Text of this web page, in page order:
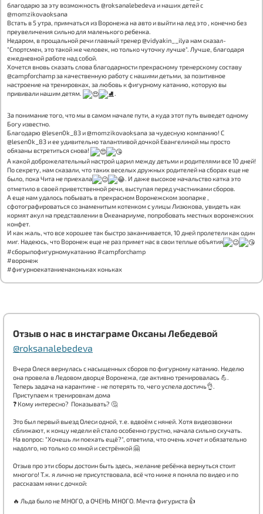
благодарю за эту возможность @roksanalebedeva и наших детей с
@momzikovaoksana
Встать в 5 утра, примчаться из Воронежа на авто и выйти на лед это , конечно без
преувеличения сильно для маленького ребенка.
Недаром, в прощальной речи главный тренер @vidyakin__ilya нам сказал-
"Спортсмен, это такой же человек, но только чуточку лучше". Лучше, благодаря
ежедневной работе над собой.
Хочется вновь сказать слова благодарности прекрасному тренерскому составу
@campforchamp за качественную работу с нашими детьми, за позитивное
настроение на тренировках, за любовь к фигурному катанию, которую вы
прививали нашим детям.
.
За понимание того, что мы в самом начале пути, а куда этот путь выведет одному
Богу известно.
Благодарю @lesen0k_83 и @momzikovaoksana за чудесную компанию! С
@lesen0k_83 и ее удивительно талантливой дочкой Евангелиной мы просто
обязаны встретиться снова!
А какой доброжелательный настрой царил между детьми и родителями все 10 дней!
По секрету, нам сказали, что таких веселых дружных родителей на сборах еще не
было, пока Чита не приехала
. И даже высокое начальство катка это
отметило в своей приветственной речи, выступая перед участниками сборов.
А еще нам удалось побывать в прекрасном Воронежском зоопарке ,
сфотографироваться со знаменитым котенком с улицы Лизюкова, увидеть как
кормят акул на представлении в Океанариуме, попробовать местных воронежских
конфет.
И как жаль, что все хорошее так быстро заканчивается, 10 дней пролетели как один
миг. Надеюсь, что Воронеж еще не раз примет нас в свои теплые объятия
#сборыпофигурномукатанию #campforchamp
#воронеж
#фигурноекатаниенаконьках коньках
Отзыв о нас в инстаграме Оксаны Лебедевой
@roksanalebedeva
Вчера Олеся вернулась с насыщенных сборов по фигурному катанию. Неделю
она провела в Ледовом дворце Воронежа, где активно тренировалась 💪.
Теперь задача на карантине - не потерять то, чего успела достичь👌.
Приступаем к тренировкам дома
❓ Кому интересно? Показывать? 🤔
Это был первый выезд Олеси одной, т.е. вдвоём с няней. Хотя видеозвонки
сближают, к концу недели ей стало особенно грустно, начала сильно скучать.
На вопрос: "Хочешь ли поехать ещё?", ответила, что очень хочет и обязательно
надолго, но только со мной и сестрёнкой 🤗
Отзыв про эти сборы достоин быть здесь, желание ребёнка вернуться стоит
многого! Т.к. я лично не присутствовала, всё что ниже я поняла по видео и по
рассказам няни с дочкой:
🔥 Льда было не МНОГО, а ОЧЕНЬ МНОГО. Мечта фигуриста 👍